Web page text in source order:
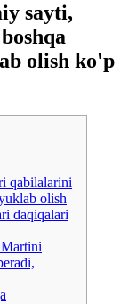
sayti,
olish ko'p
qabilalarini
olish
daqiqalari